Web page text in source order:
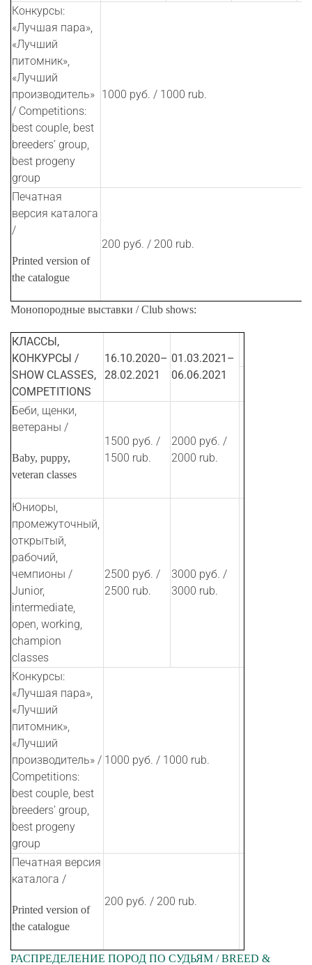
Конкурсы:
«Лучшая пара»,
«Лучший
питомник»,
«Лучший
производитель»
/ Competitions:
best couple, best
breeders’ group,
best progeny
group
1000 руб. / 1000 rub.
Печатная
версия каталога
/
Printed version of
the catalogue
200 руб. / 200 rub.
Монопородные выставки /Club shows:
КЛАССЫ,
КОНКУРСЫ /
SHOW CLASSES,
COMPETITIONS
16.10.2020–
28.02.2021
01 .03.2021 –
06.06.2021
Беби, щенки,
ветераны /
Baby, puppy,
veteran classes
1500 руб. /
1500 rub.
2000 руб. /
2000 rub.
Юниоры,
промежуточный,
открытый,
рабочий,
чемпионы /
Junior,
intermediate,
open, working,
champion
classes
2500 руб. /
2500 rub.
3000 руб. /
3000 rub.
Конкурсы:
«Лучшая пара»,
«Лучший
питомник»,
«Лучший
производитель» /
Competitions:
best couple, best
breeders’ group,
best progeny
group
1000 руб. / 1000 rub.
Печатная версия
каталога /
Printed version of
the catalogue
200 руб. / 200 rub.
РАСПРЕДЕЛЕНИЕ ПОРОД ПО СУДЬЯМ / BREED &